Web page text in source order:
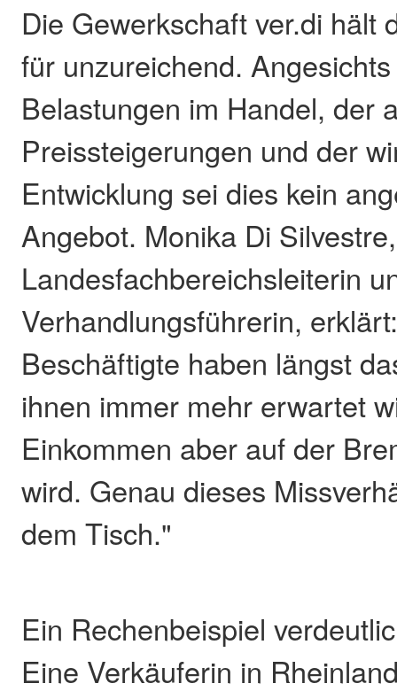
Die Gewerkschaft ver.di hält
für unzureichend.
Belastungen im Handel, der
Preissteigerungen und der
Entwicklung sei dies kein
Angebot. Monika Di
Landesfachbereichsleiterin
Verhandlungsführerin,
Beschäftigte haben längst
ihnen immer mehr erwartet
Einkommen aber auf der
wird. Genau dieses
dem Tisch."
Ein Rechenbeispiel
Eine Verkäuferin in